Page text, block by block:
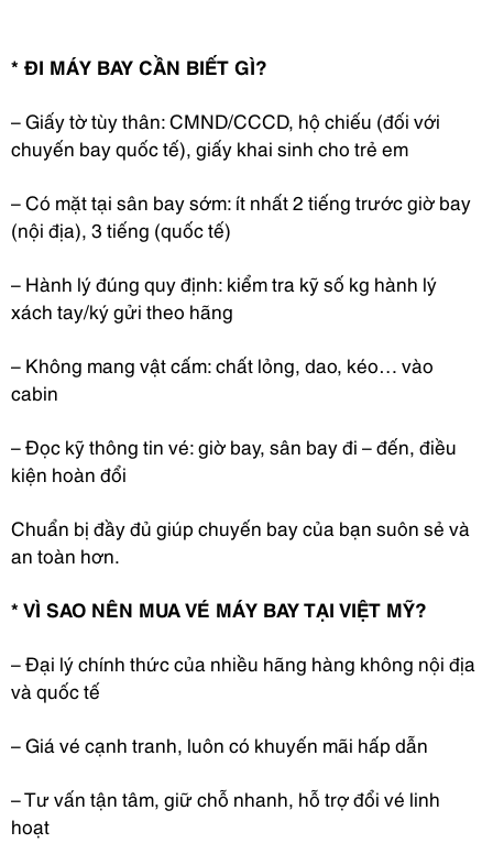
* ĐI MÁY BAY CẦN BIẾT GÌ?
– Giấy tờ tùy thân: CMND/CCCD, hộ chiếu (đối với
chuyến bay quốc tế), giấy khai sinh cho trẻ em
– Có mặt tại sân bay sớm: ít nhất 2 tiếng trước giờ bay
(nội địa), 3 tiếng (quốc tế)
– Hành lý đúng quy định: kiểm tra kỹ số kg hành lý
xách tay/ký gửi theo hãng
– Không mang vật cấm: chất lỏng, dao, kéo… vào
cabin
– Đọc kỹ thông tin vé: giờ bay, sân bay đi – đến, điều
kiện hoàn đổi
Chuẩn bị đầy đủ giúp chuyến bay của bạn suôn sẻ và
an toàn hơn.
* VÌ SAO NÊN MUA VÉ MÁY BAY TẠI VIỆT MỸ?
– Đại lý chính thức của nhiều hãng hàng không nội địa
và quốc tế
– Giá vé cạnh tranh, luôn có khuyến mãi hấp dẫn
– Tư vấn tận tâm, giữ chỗ nhanh, hỗ trợ đổi vé linh
hoạt